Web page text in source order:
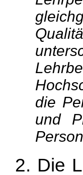
die
und
2. Die